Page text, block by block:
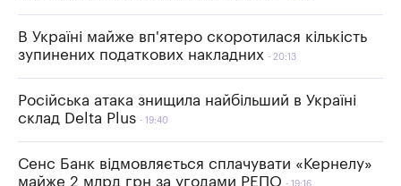
В Україні майже вп'ятеро скоротилася кількість
зупинених податкових накладних
20:13
Російська атака знищила найбільший в Україні
склад Delta Plus
19:40
Сенс Банк відмовляється сплачувати «Кернелу»
майже 2 млрд грн за угодами РЕПО
19:16